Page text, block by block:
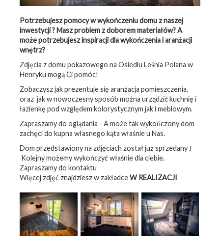
Potrzebujesz pomocy w wykończeniu domu z naszej
inwestycji ? Masz problem z doborem materiałów? A
może potrzebujesz inspiracji dla wykończenia i aranżacji
wnętrz?
Zdjęcia z domu pokazowego na Osiedlu Leśnia Polana w
Henryku mogą Ci pomóc!
Zobaczysz jak prezentuje się aranżacja pomieszczenia,
oraz jak w nowoczesny sposób można urządzić kuchnię i
łazienkę pod względem kolorystycznym jak i meblowym.
Zapraszamy do oglądania - A może tak wykończony dom
zachęci do kupna własnego kąta właśnie u Nas.
Dom przedstawiony na zdjęciach został już sprzedanyJ
Kolejny możemy wykończyć właśnie dla ciebie.
Zapraszamy do kontaktu
Więcej zdjęć znajdziesz w zakładceW REALIZACJI